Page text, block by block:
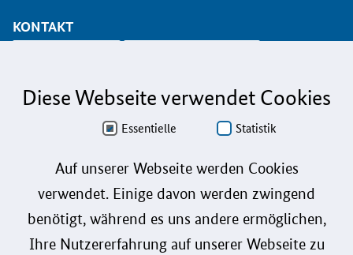
KONTAKT
Aus Gründen der besseren Lesbarkeit wird auf die gleichzeitige Verwendung der
Personenbezeichnungen gelten gleichermaßen für alle Geschlechter.
Datenschutz
Barrierefreiheit
Gebärdensprache
Diese Webseite verwendet Cookies
Essentielle Statistik
Auf unserer Webseite werden Cookies
verwendet. Einige davon werden zwingend
benötigt, während es uns andere ermöglichen,
Ihre Nutzererfahrung auf unserer Webseite zu